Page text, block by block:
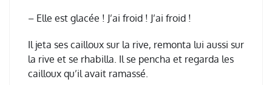
– Elle est glacée ! J’ai froid ! J’ai froid !
Il jeta ses cailloux sur la rive, remonta lui aussi sur
la rive et se rhabilla. Il se pencha et regarda les
cailloux qu’il avait ramassé.